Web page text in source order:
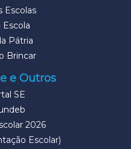
Escolas
Escola
Pátria
Brincar
e Outros
SE
2026
Escolar)